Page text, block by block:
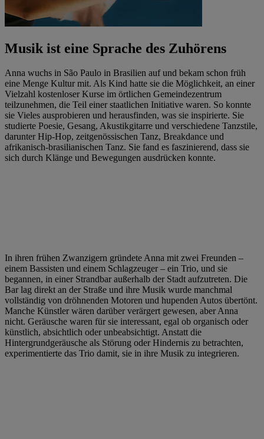
Musik ist eine Sprache des Zuhörens
Anna wuchs in São Paulo in Brasilien auf und bekam schon früh
eine Menge Kultur mit. Als Kind hatte sie die Möglichkeit, an einer
Vielzahl kostenloser Kurse im örtlichen Gemeindezentrum
teilzunehmen, die Teil einer staatlichen Initiative waren. So konnte
sie Vieles ausprobieren und herausfinden, was sie inspirierte. Sie
studierte Poesie, Gesang, Akustikgitarre und verschiedene Tanzstile,
darunter Hip-Hop, zeitgenössischen Tanz, Breakdance und
afrikanisch-brasilianischen Tanz. Sie fand es faszinierend, dass sie
sich durch Klänge und Bewegungen ausdrücken konnte.
In ihren frühen Zwanzigern gründete Anna mit zwei Freunden –
einem Bassisten und einem Schlagzeuger – ein Trio, und sie
begannen, in einer Strandbar außerhalb der Stadt aufzutreten. Die
Bar lag direkt an der Straße und ihre Musik wurde manchmal
vollständig von dröhnenden Motoren und hupenden Autos übertönt.
Manche Künstler wären darüber verärgert gewesen, aber Anna
nicht. Geräusche waren für sie interessant, egal ob organisch oder
künstlich, absichtlich oder unbeabsichtigt. Anstatt die
Hintergrundgeräusche als Störung oder Hindernis zu betrachten,
experimentierte das Trio damit, sie in ihre Musik zu integrieren.